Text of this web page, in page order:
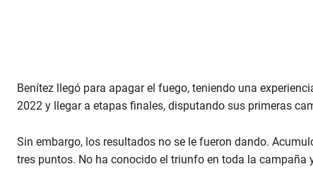
Benítez llegó para apagar el fuego, teniendo una
2022 y llegar a etapas finales, disputando sus primeras
Sin embargo, los resultados no se le fueron dando.
tres puntos. No ha conocido el triunfo en toda la campaña